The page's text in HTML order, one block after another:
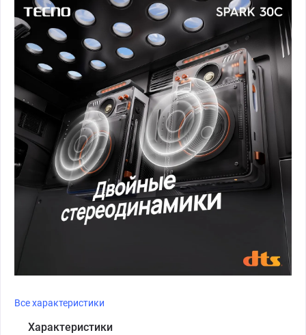
Все характеристики
Характеристики